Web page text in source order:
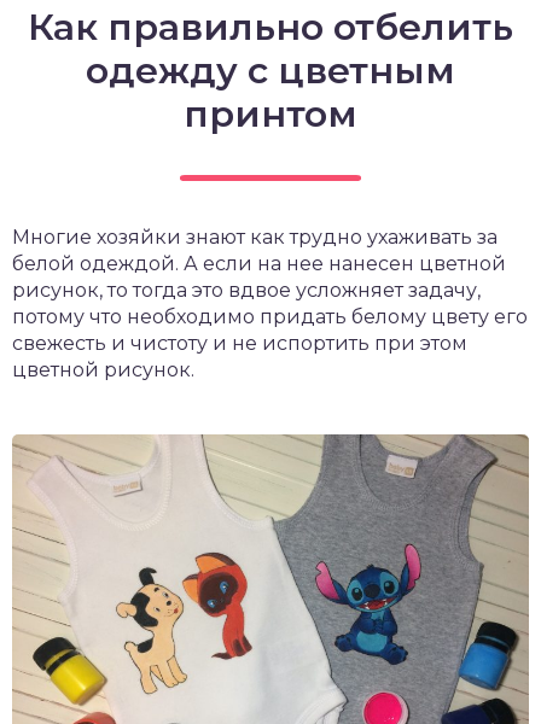
Как правильно отбелить
одежду с цветным
принтом
Многие хозяйки знают как трудно ухаживать за
белой одеждой. А если на нее нанесен цветной
рисунок, то тогда это вдвое усложняет задачу,
потому что необходимо придать белому цвету его
свежесть и чистоту и не испортить при этом
цветной рисунок.